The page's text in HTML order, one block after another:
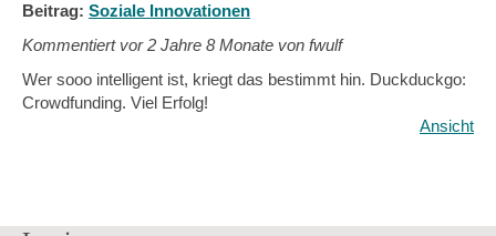
Beitrag: Soziale Innovationen
Kommentiert vor2 Jahre 8 Monate von fwulf
Wer sooo intelligent ist, kriegt das bestimmt hin. Duckduckgo:
Crowdfunding. Viel Erfolg!
Ansicht